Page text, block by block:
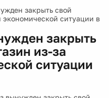
закрыть свой
ситуации в
закрыть
из-за
ситуации